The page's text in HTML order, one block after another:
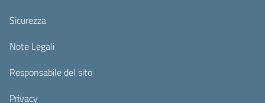
Sicurezza
Note Legali
Responsabile del sito
Privacy